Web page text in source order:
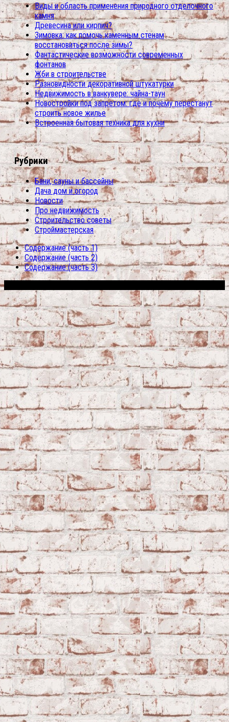
Виды и область применения природного отделочного
камня
Древесина или кирпич?
Зимовка: как помочь каменным стенам
восстановиться после зимы?
Фантастические возможности современных
фонтанов
Жби в строительстве
Разновидности декоративной штукатурки
Недвижимость в ванкувере: чайна-таун
Новостройки под запретом: где и почему перестанут
строить новое жилье
Встроенная бытовая техника для кухни
Рубрики
Бани, сауны и бассейны
Дача дом и огород
Новости
Про недвижимость
Строительство советы
Строймастерская
Содержание (часть 1)
Содержание (часть 2)
Содержание (часть 3)